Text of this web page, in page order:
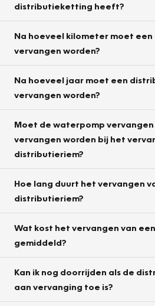
distributieketting heeft?
Na hoeveel kilometer moet
vervangen worden?
Na hoeveel jaar moet een
vervangen worden?
Moet de waterpomp
vervangen worden bij het
distributieriem?
Hoe lang duurt het vervangen
distributieriem?
Wat kost het vervangen van
gemiddeld?
Kan ik nog doorrijden als de
aan vervanging toe is?